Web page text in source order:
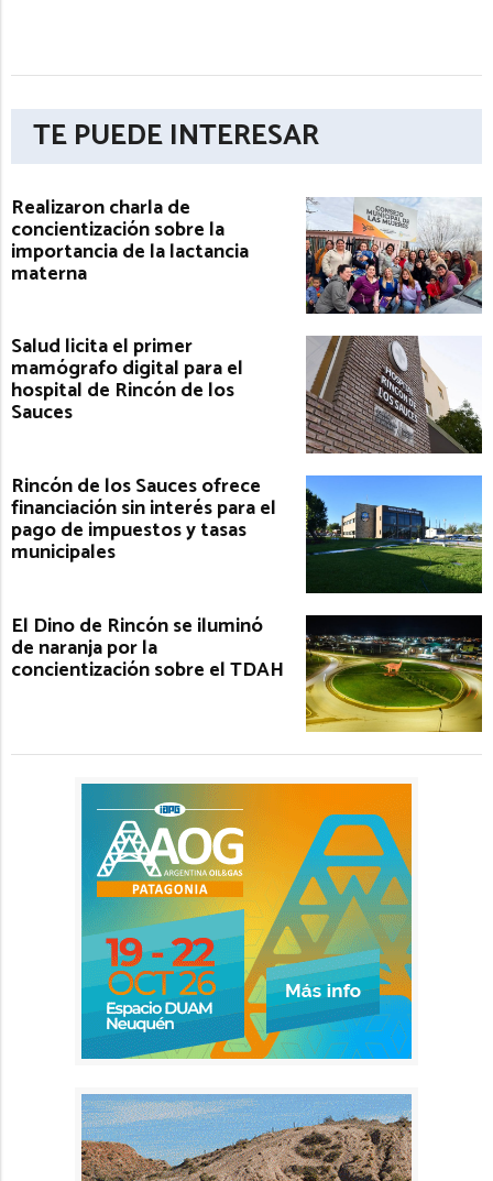
TE PUEDE INTERESAR
Realizaron charla de
concientización sobre la
importancia de la lactancia
materna
Salud licita el primer
mamógrafo digital para el
hospital de Rincón de los
Sauces
Rincón de los Sauces ofrece
financiación sin interés para el
pago de impuestos y tasas
municipales
El Dino de Rincón se iluminó
de naranja por la
concientización sobre el TDAH